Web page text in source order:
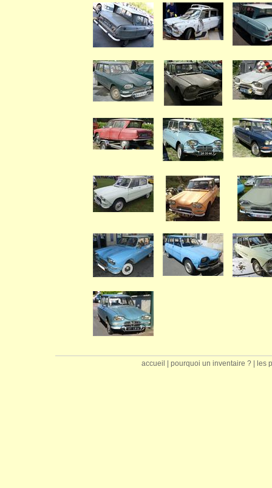
accueil pourquoi un inventaire ? les